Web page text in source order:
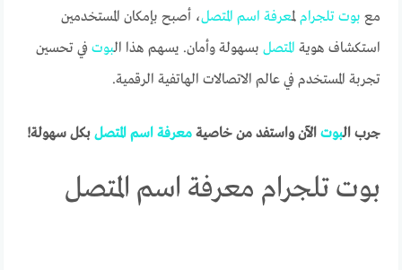
مع بوت تلجرام لمعرفة اسم المتصل، أصبح بإمكان المستخدمين
استكشاف هوية المتصل بسهولة وأمان. يسهم هذا البوت في تحسين
تجربة المستخدم في عالم الاتصالات الهاتفية الرقمية.
جرب البوت الآن واستفد من خاصيةمعرفة اسم المتصل بكل سهولة!
بوت تلجرام معرفة اسم المتصل